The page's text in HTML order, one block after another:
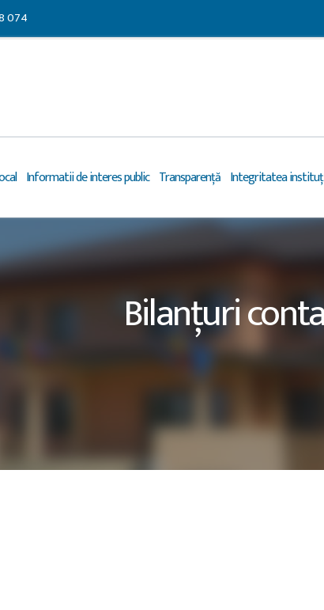
074
Informatii de interes public Transparență Integritatea
Bilanțuri